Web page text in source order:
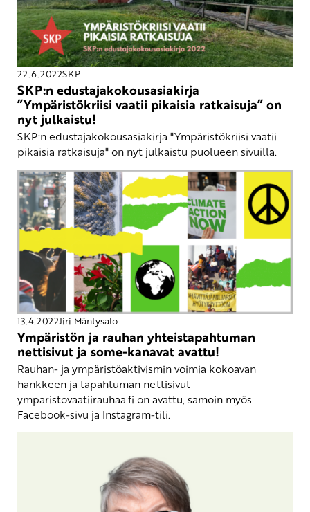
22.6.2022SKP
SKP:n edustajakokousasiakirja
”Ympäristökriisi vaatii pikaisia ratkaisuja” on
nyt julkaistu!
SKP:n edustajakokousasiakirja "Ympäristökriisi vaatii
pikaisia ratkaisuja" on nyt julkaistu puolueen sivuilla.
13.4.2022Jiri Mäntysalo
Ympäristön ja rauhan yhteistapahtuman
nettisivut ja some-kanavat avattu!
Rauhan- ja ympäristöaktivismin voimia kokoavan
hankkeen ja tapahtuman nettisivut
ymparistovaatiirauhaa.fi on avattu, samoin myös
Facebook-sivu ja Instagram-tili.